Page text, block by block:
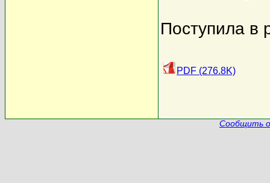
Поступила в
PDF (276.8K)
Сообщить о